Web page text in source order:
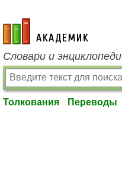
academic.ru
Словари и
Толкования Переводы